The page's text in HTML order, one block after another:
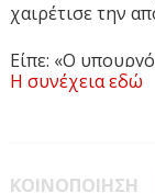
χαιρέτισε την
Είπε: «Ο
ασφάλεια των
ασφάλεια αυτή,
Η συνέχεια εδώ
ΚΟΙΝΟΠΟΙΗΣΗ